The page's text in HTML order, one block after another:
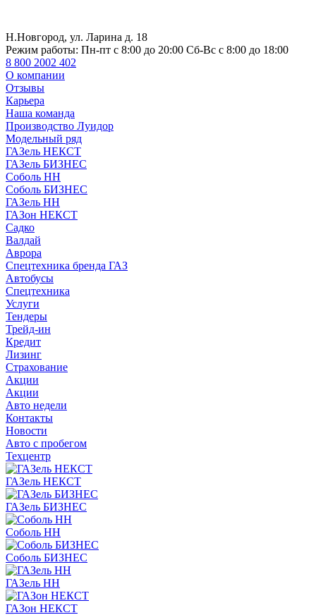
Н.Новгород, ул. Ларина д. 18
Режим работы: Пн-пт с 8:00 до 20:00 Сб-Вс с 8:00 до 18:00
8 800 2002 402
О компании
Отзывы
Карьера
Наша команда
Производство Луидор
Модельный ряд
ГАЗель НЕКСТ
ГАЗель БИЗНЕС
Соболь НН
Соболь БИЗНЕС
ГАЗель НН
ГАЗон НЕКСТ
Садко
Валдай
Аврора
Спецтехника бренда ГАЗ
Автобусы
Спецтехника
Услуги
Тендеры
Трейд-ин
Кредит
Лизинг
Страхование
Акции
Акции
Авто недели
Контакты
Новости
Авто с пробегом
Техцентр
ГАЗель НЕКСТ
ГАЗель БИЗНЕС
Соболь НН
Соболь БИЗНЕС
ГАЗель НН
ГАЗон НЕКСТ